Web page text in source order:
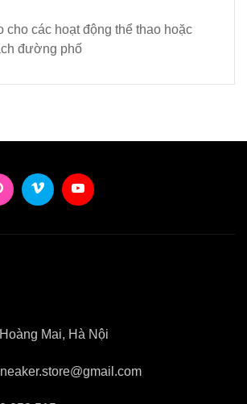
cho các hoạt động thể thao hoặc
đường phố
Mai, Hà Nội